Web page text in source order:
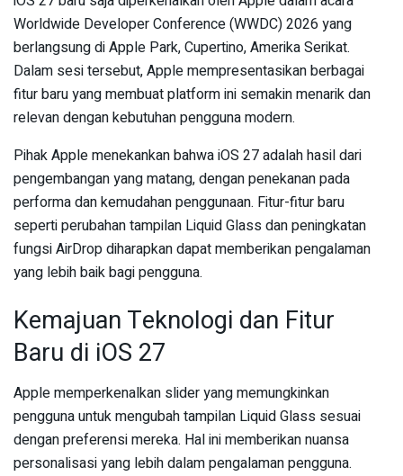
Worldwide Developer Conference (WWDC) 2026 yang
berlangsung di Apple Park, Cupertino, Amerika Serikat.
Dalam sesi tersebut, Apple mempresentasikan berbagai
fitur baru yang membuat platform ini semakin menarik dan
relevan dengan kebutuhan pengguna modern.
Pihak Apple menekankan bahwa iOS 27 adalah hasil dari
pengembangan yang matang, dengan penekanan pada
performa dan kemudahan penggunaan. Fitur-fitur baru
seperti perubahan tampilan Liquid Glass dan peningkatan
fungsi AirDrop diharapkan dapat memberikan pengalaman
yang lebih baik bagi pengguna.
Kemajuan Teknologi dan Fitur
Baru di iOS 27
Apple memperkenalkan slider yang memungkinkan
pengguna untuk mengubah tampilan Liquid Glass sesuai
dengan preferensi mereka. Hal ini memberikan nuansa
personalisasi yang lebih dalam pengalaman pengguna.